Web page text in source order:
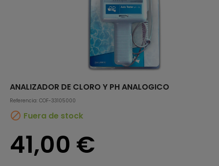
ANALIZADOR DE CLORO Y PH ANALOGICO
Referencia: COF-33105000
 Fuera de stock
41,00 €